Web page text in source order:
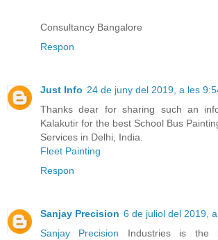
Consultancy Bangalore
Respon
Just Info 24 de juny del 2019, a les
Thanks dear for sharing such an
Kalakutir for the best School Bus
Services in Delhi, India.
Fleet Painting
Respon
Sanjay Precision 6 de juliol del 2019,
Sanjay Precision Industries is the